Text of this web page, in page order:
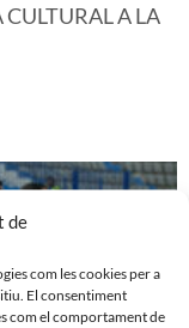
de
com les cookies per a
El consentiment
com el comportament de
A LA